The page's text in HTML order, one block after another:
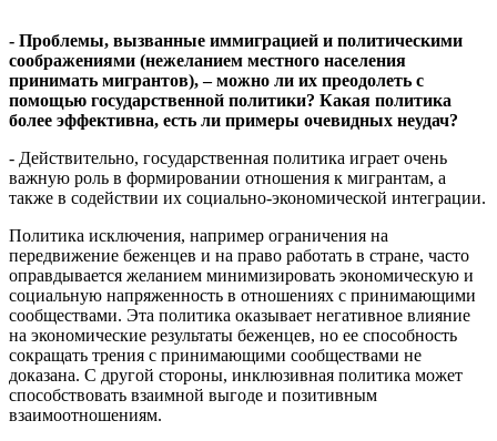
- Проблемы, вызванные иммиграцией и политическими
соображениями (нежеланием местного населения
принимать мигрантов), – можно ли их преодолеть с
помощью государственной политики? Какая политика
более эффективна, есть ли примеры очевидных неудач?
- Действительно, государственная политика играет очень
важную роль в формировании отношения к мигрантам, а
также в содействии их социально-экономической интеграции.
Политика исключения, например ограничения на
передвижение беженцев и на право работать в стране, часто
оправдывается желанием минимизировать экономическую и
социальную напряженность в отношениях с принимающими
сообществами. Эта политика оказывает негативное влияние
на экономические результаты беженцев, но ее способность
сокращать трения с принимающими сообществами не
доказана. С другой стороны, инклюзивная политика может
способствовать взаимной выгоде и позитивным
взаимоотношениям.